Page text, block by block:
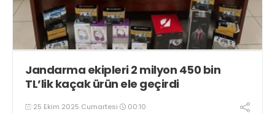
Jandarma ekipleri 2 milyon 450 bin
TL’lik kaçak ürün ele geçirdi
25 Ekim 2025 Cumartesi 00:10